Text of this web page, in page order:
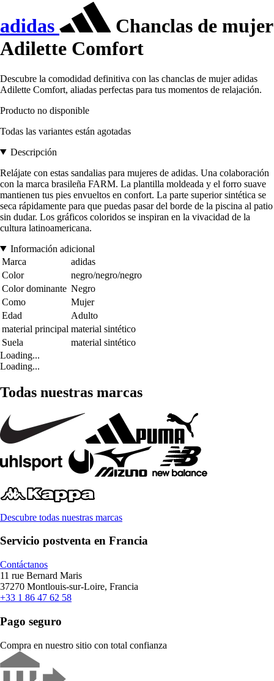
adidas
Chanclas de mujer
Adilette Comfort
Descubre la comodidad definitiva con las chanclas de mujer adidas
Adilette Comfort, aliadas perfectas para tus momentos de relajación.
Producto no disponible
Todas las variantes están agotadas
Descripción
Relájate con estas sandalias para mujeres de adidas. Una colaboración
con la marca brasileña FARM. La plantilla moldeada y el forro suave
mantienen tus pies envueltos en confort. La parte superior sintética se
seca rápidamente para que puedas pasar del borde de la piscina al patio
sin dudar. Los gráficos coloridos se inspiran en la vivacidad de la
cultura latinoamericana.
Información adicional
Marca
adidas
Color
negro/negro/negro
Color dominante Negro
Como
Mujer
Edad
Adulto
material principal material sintético
Suela
material sintético
Loading...
Loading...
Todas nuestras marcas
Descubre todas nuestras marcas
Servicio postventa en Francia
Contáctanos
11 rue Bernard Maris
37270 Montlouis-sur-Loire, Francia
+33 1 86 47 62 58
Pago seguro
Compra en nuestro sitio con total confianza